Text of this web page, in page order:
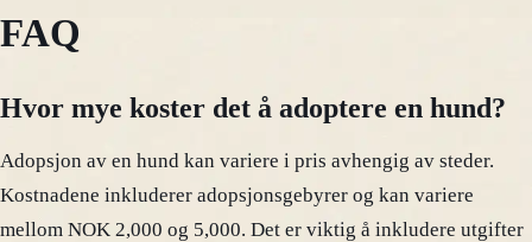
FAQ
Hvor mye koster det å adoptere en hund?
Adopsjon av en hund kan variere i pris avhengig av steder.
Kostnadene inkluderer adopsjonsgebyrer og kan variere
mellom NOK 2,000 og 5,000. Det er viktig å inkludere utgifter